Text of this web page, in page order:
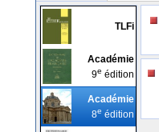
TLFi
Académie
9e édition
Académie
8e édition